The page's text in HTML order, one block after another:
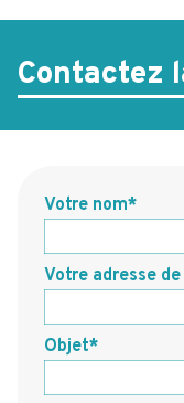
Contactez
Votre nom
Votre adresse
Objet